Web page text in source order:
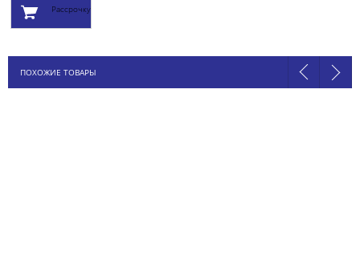
Рассрочку
корзину
ПОХОЖИЕ ТОВАРЫ